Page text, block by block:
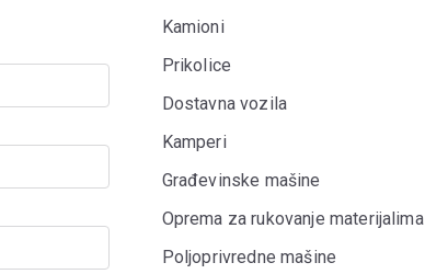
Kamioni
Prikolice
Dostavna vozila
Kamperi
Građevinske mašine
Oprema za rukovanje materijalima
Poljoprivredne mašine